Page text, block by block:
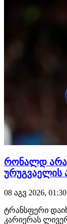
რონალდ
ურუგვაელის
08 აგვ 2026, 01:30
ტრანსფერი
კარიერას